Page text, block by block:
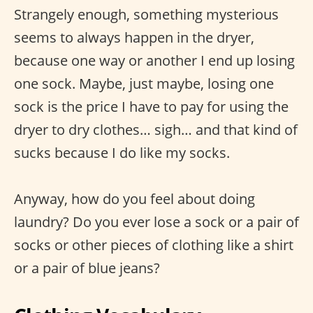
Strangely enough, something mysterious
seems to always happen in the dryer,
because one way or another I end up losing
one sock. Maybe, just maybe, losing one
sock is the price I have to pay for using the
dryer to dry clothes… sigh… and that kind of
sucks because I do like my socks.
Anyway, how do you feel about doing
laundry? Do you ever lose a sock or a pair of
socks or other pieces of clothing like a shirt
or a pair of blue jeans?